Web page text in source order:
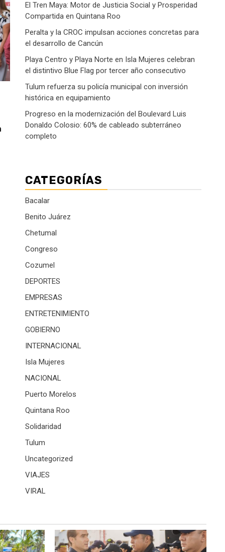
El Tren Maya: Motor de Justicia Social y Prosperidad
Compartida en Quintana Roo
Peralta y la CROC impulsan acciones concretas para
el desarrollo de Cancún
Playa Centro y Playa Norte en Isla Mujeres celebran
el distintivo Blue Flag por tercer año consecutivo
Tulum refuerza su policía municipal con inversión
histórica en equipamiento
Progreso en la modernización del Boulevard Luis
Donaldo Colosio: 60% de cableado subterráneo
completo
CATEGORÍAS
Bacalar
Benito Juárez
Chetumal
Congreso
Cozumel
DEPORTES
EMPRESAS
ENTRETENIMIENTO
GOBIERNO
INTERNACIONAL
Isla Mujeres
NACIONAL
Puerto Morelos
Quintana Roo
Solidaridad
Tulum
Uncategorized
VIAJES
VIRAL